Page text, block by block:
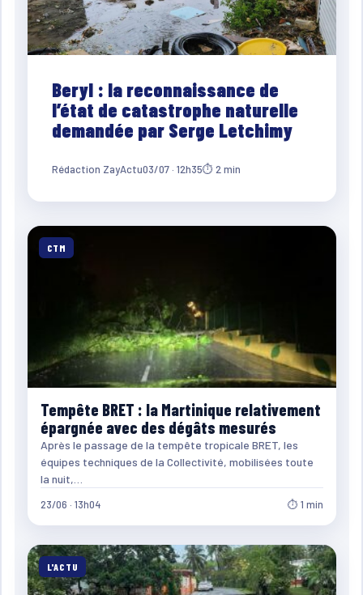
Beryl : la reconnaissance de
l’état de catastrophe naturelle
demandée par Serge Letchimy
Rédaction ZayActu03/07 · 12h35⏱ 2 min
CTM
Tempête BRET : la Martinique relativement
épargnée avec des dégâts mesurés
Après le passage de la tempête tropicale BRET, les
équipes techniques de la Collectivité, mobilisées toute
la nuit,…
23/06 · 13h04 ⏱ 1 min
L'ACTU